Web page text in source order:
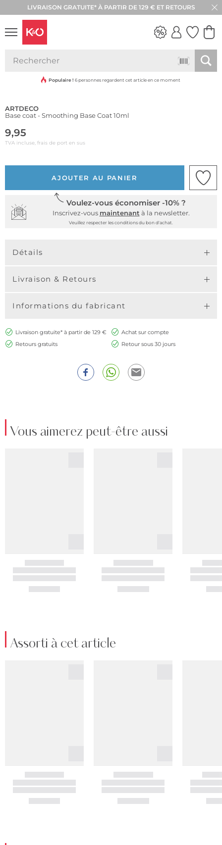
LIVRAISON GRATUITE* À PARTIR DE 129 € ET RETOURS
RETOUR SOUS 30 JOURS
VIBES
Populaire ! 6 personnes regardent cet article en ce moment
ARTDECO
Base coat - Smoothing Base Coat 10ml
9,95
TVA incluse, frais de port en sus
AJOUTER AU PANIER
Voulez-vous économiser -10% ?
Inscrivez-vous maintenant à la newsletter.
Veuillez respecter les conditions du bon d'achat.
Détails
Livraison & Retours
Informations du fabricant
Livraison gratuite* à partir de 129 €
Achat sur compte
Retours gratuits
Retour sous 30 jours
Vous aimerez peut-être aussi
Assorti à cet article